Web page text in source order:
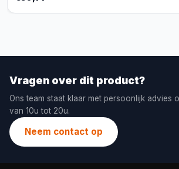
Vragen over dit product?
Ons team staat klaar met persoonlijk advies
van 10u tot 20u.
Neem contact op